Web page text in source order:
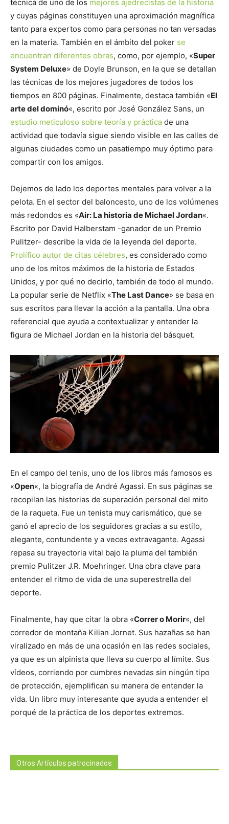
técnica de uno de los mejores ajedrecistas de la historia
y cuyas páginas constituyen una aproximación magnífica
tanto para expertos como para personas no tan versadas
en la materia. También en el ámbito del poker se
encuentran diferentes obras, como, por ejemplo, «Super
System Deluxe» de Doyle Brunson, en la que se detallan
las técnicas de los mejores jugadores de todos los
tiempos en 800 páginas. Finalmente, destaca también «El
arte del dominó«, escrito por José González Sans, un
estudio meticuloso sobre teoría y práctica de una
actividad que todavía sigue siendo visible en las calles de
algunas ciudades como un pasatiempo muy óptimo para
compartir con los amigos.
Dejemos de lado los deportes mentales para volver a la
pelota. En el sector del baloncesto, uno de los volúmenes
más redondos es «Air: La historia de Michael Jordan«.
Escrito por David Halberstam -ganador de un Premio
Pulitzer- describe la vida de la leyenda del deporte.
Prolífico autor de citas célebres, es considerado como
uno de los mitos máximos de la historia de Estados
Unidos, y por qué no decirlo, también de todo el mundo.
La popular serie de Netflix «The Last Dance» se basa en
sus escritos para llevar la acción a la pantalla. Una obra
referencial que ayuda a contextualizar y entender la
figura de Michael Jordan en la historia del básquet.
En el campo del tenis, uno de los libros más famosos es
«Open«, la biografía de André Agassi. En sus páginas se
recopilan las historias de superación personal del mito
de la raqueta. Fue un tenista muy carismático, que se
ganó el aprecio de los seguidores gracias a su estilo,
elegante, contundente y a veces extravagante. Agassi
repasa su trayectoria vital bajo la pluma del también
premio Pulitzer J.R. Moehringer. Una obra clave para
entender el ritmo de vida de una superestrella del
deporte.
Finalmente, hay que citar la obra «Correr o Morir«, del
corredor de montaña Kilian Jornet. Sus hazañas se han
viralizado en más de una ocasión en las redes sociales,
ya que es un alpinista que lleva su cuerpo al límite. Sus
vídeos, corriendo por cumbres nevadas sin ningún tipo
de protección, ejemplifican su manera de entender la
vida. Un libro muy interesante que ayuda a entender el
porqué de la práctica de los deportes extremos.
Otros Artículos patrocinados